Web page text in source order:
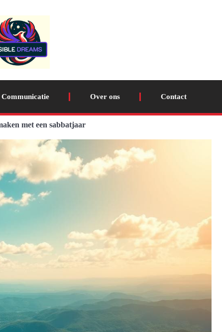
Communicatie Over ons Contact
met een sabbatjaar